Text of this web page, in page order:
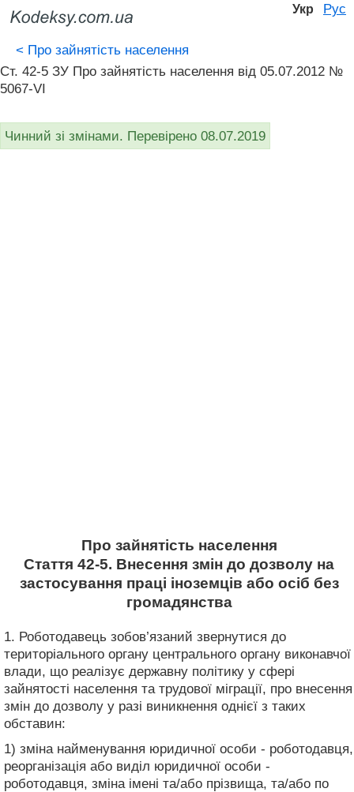
Укр Рус
< Про зайнятість населення
Ст. 42-5 ЗУ Про зайнятість населення від 05.07.2012 №
5067-VI
Чинний зі змінами. Перевірено 08.07.2019
Про зайнятість населення
Стаття 42-5. Внесення змін до дозволу на
застосування праці іноземців або осіб без
громадянства
1. Роботодавець зобов’язаний звернутися до
територіального органу центрального органу виконавчої
влади, що реалізує державну політику у сфері
зайнятості населення та трудової міграції, про внесення
змін до дозволу у разі виникнення однієї з таких
обставин:
1) зміна найменування юридичної особи - роботодавця,
реорганізація або виділ юридичної особи -
роботодавця, зміна імені та/або прізвища, та/або по